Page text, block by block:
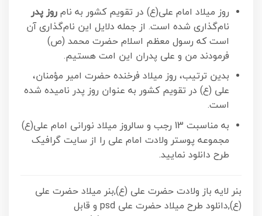
روز میلاد امام علی(ع) در تقویم کشور به نام روز پدر
نام‌گذاری شده است. از جمله دلایل این نام‌گذاری آن
است که رسول معظم اسلام حضرت محمد (ص)
فرمودند من و علی پدران این امت هستیم.
بدین ترتیب، روز میلاد فرخنده حضرت امیر مؤمنان،
علی (ع) در تقویم کشور به عنوان روز پدر نامیده شده
است.
به مناسبت 13 رجب و سالروز میلاد نورانی امام علی(ع)
مجموعه پوستر ولادت امام علی را از سایت گرافیک
طرح دانلود نمایید.
بنر لایه باز ولادت حضرت علی (ع),بنر میلاد حضرت علی
(ع),دانلود طرح میلاد حضرت علی psd و قابل